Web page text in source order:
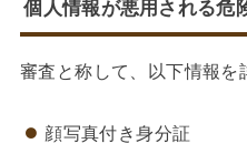
個人情報が悪用される危
審査と称して、以下情報を
顔写真付き身分証